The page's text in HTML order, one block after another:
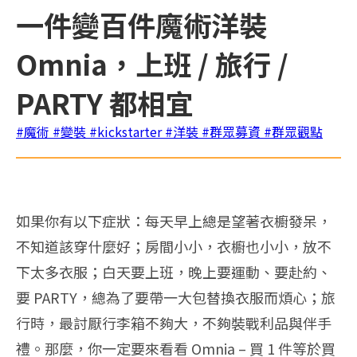
一件變百件魔術洋裝
Omnia，上班 / 旅行 /
PARTY 都相宜
#魔術 #變裝 #kickstarter#洋裝 #群眾募資 #群眾觀點
如果你有以下症狀：每天早上總是望著衣櫥發呆，
不知道該穿什麼好；房間小小，衣櫥也小小，放不
下太多衣服；白天要上班，晚上要運動、要赴約、
要 PARTY，總為了要帶一大包替換衣服而煩心；旅
行時，最討厭行李箱不夠大，不夠裝戰利品與伴手
禮。那麼，你一定要來看看 Omnia – 買 1 件等於買